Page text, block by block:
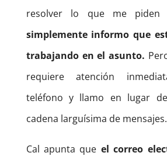
resolver lo que me piden
simplemente informo que
trabajando en el asunto.
requiere atención
teléfono y llamo en lugar
cadena larguísima de mensajes.
Cal apunta que el correo